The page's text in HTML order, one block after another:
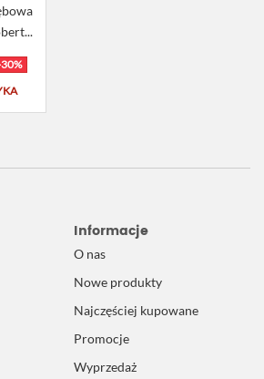
Informacje
O nas
Nowe produkty
Najczęściej kupowane
Promocje
Wyprzedaż